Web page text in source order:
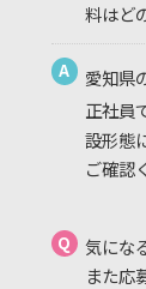
料はど
A 愛知県
正社員
設形態
ご確認
Q
気にな
また応